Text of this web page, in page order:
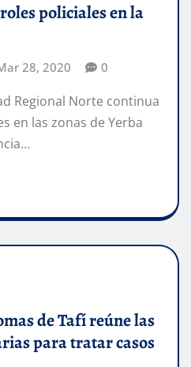
policiales en la
28, 2020 0
Regional Norte continua
en las zonas de Yerba
de Tafí reúne las
para tratar casos